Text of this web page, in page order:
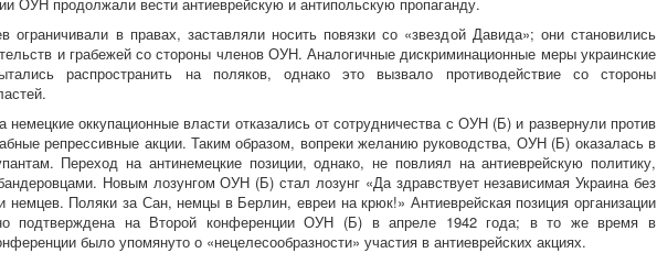
ограничивали в правах, заставляли носить повязки со «звездой Давида»; они становились
и грабежей со стороны членов ОУН. Аналогичные дискриминационные меры украинские
распространить на поляков, однако это вызвало противодействие со стороны
немецкие оккупационные власти отказались от сотрудничества с ОУН (Б) и развернули против
репрессивные акции. Таким образом, вопреки желанию руководства, ОУН (Б) оказалась в
Переход на антинемецкие позиции, однако, не повлиял на антиеврейскую политику,
Новым лозунгом ОУН (Б) стал лозунг «Да здравствует независимая Украина без
немцев. Поляки за Сан, немцы в Берлин, евреи на крюк!» Антиеврейская позиция организации
подтверждена на Второй конференции ОУН (Б) в апреле 1942 года; в то же время в
было упомянуто о «нецелесообразности» участия в антиеврейских акциях.